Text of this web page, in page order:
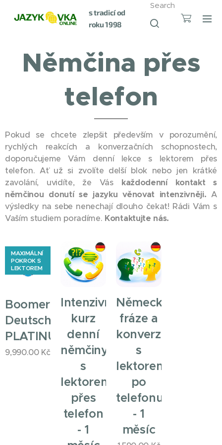
s tradicí od
roku 1998
Search
Němčina přes
telefon
Pokud se chcete zlepšit především v porozumění,
rychlých reakcích a konverzačních schopnostech,
doporučujeme Vám denní lekce s lektorem přes
telefon. Ať už si zvolíte delší blok nebo jen krátké
zavolání, uvidíte, že Vás každodenní kontakt s
němčinou donutí se jazyku věnovat intenzivněji. A
výsledky na sebe nenechají dlouho čekat! Rádi Vám s
Vaším studiem poradíme. Kontaktujte nás.
Boomerang
Deutsch
PLATINUM
MAXIMÁLNÍ
POKROK S
LEKTOREM
9,990.00Kč
Intenzivní
kurz
denní
němčiny
s
lektorem
přes
telefon
- 1
Německé
fráze a
konverzace
s
lektorem
po
telefonu
- 1
měsíc